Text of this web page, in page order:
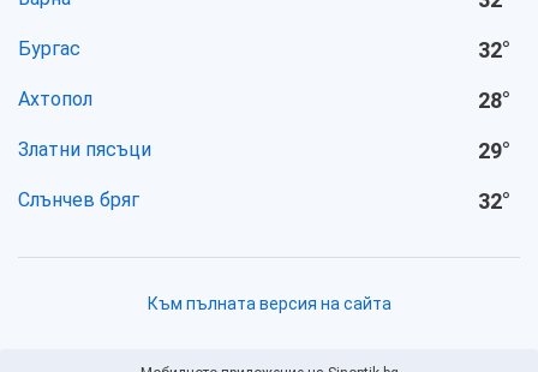
Бургас 32°
Ахтопол 28°
Златни пясъци 29°
Слънчев бряг 32°
Към пълната версия на сайта